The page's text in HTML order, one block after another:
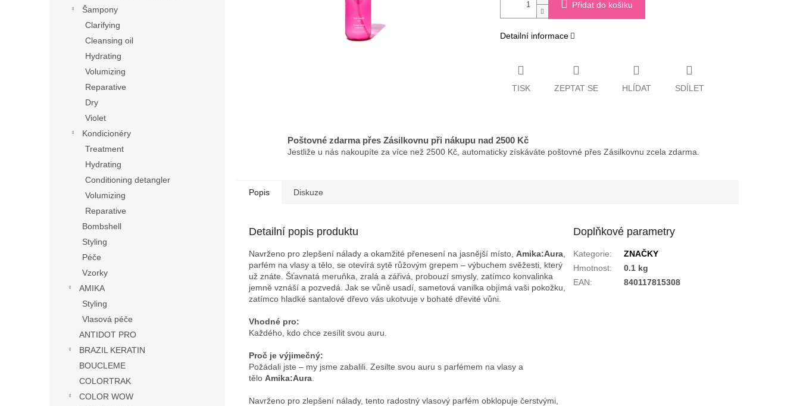
Šampony
Clarifying
Cleansing oil
Hydrating
Volumizing
Reparative
Dry
Violet
Kondicionéry
Treatment
Hydrating
Conditioning detangler
Volumizing
Reparative
Bombshell
Styling
Péče
Vzorky
AMIKA
Styling
Vlasová péče
ANTIDOT PRO
BRAZIL KERATIN
BOUCLEME
COLORTRAK
COLOR WOW
Přidat do košíku
Detailní informace
TISK ZEPTAT SE HLÍDAT SDÍLET
Poštovné zdarma přes Zásilkovnu při nákupu nad 2500 Kč
Jestliže u nás nakoupíte za více než 2500 Kč, automaticky získáváte poštovné přes Zásilkovnu zcela zdarma.
Popis Diskuze
Detailní popis produktu
Navrženo pro zlepšení nálady a okamžité přenesení na jasnější místo, Amika:Aura
parfém na vlasy a tělo, se otevírá sytě růžovým grepem – výbuchem svěžesti, který
už znáte. Šťavnatá meruňka, zralá a zářivá, probouzí smysly, zatímco konvalinka
jemně vznáší a pozvedá. Jak se vůně usadí, sametová vanilka objímá vaši pokožku,
zatímco hladké santalové dřevo vás ukotvuje v bohaté dřevité vůni.
Vhodné pro:
Každého, kdo chce zesílit svou auru.
Proč je výjimečný:
Požádali jste – my jsme zabalili. Zesilte svou auru s parfémem na vlasy a
tělo Amika:Aura
Navrženo pro zlepšení nálady, tento radostný vlasový parfém obklopuje čerstvými,
Doplňkové parametry
Kategorie:
ZNAČKY
Hmotnost:
0.1 kg
EAN: 840117815308